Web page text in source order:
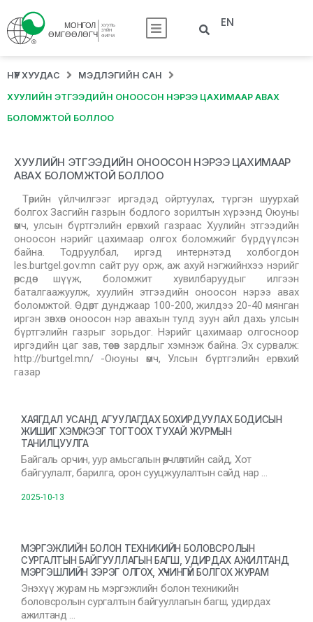
EN
НҮҮР ХУУДАС МЭДЛЭГИЙН САН
ХУУЛИЙН ЭТГЭЭДИЙН ОНООСОН НЭРЭЭ ЦАХИМААР АВАХ
БОЛОМЖТОЙ БОЛЛОО
ХУУЛИЙН ЭТГЭЭДИЙН ОНООСОН НЭРЭЭ ЦАХИМААР
АВАХ БОЛОМЖТОЙ БОЛЛОО
Төрийн үйлчилгээг иргэдэд ойртуулах, түргэн шуурхай
болгох Засгийн газрын бодлого зорилтын хүрээнд Оюуны
өмч, улсын бүртгэлийн ерөнхий газраас Хуулийн этгээдийн
оноосон нэрийг цахимаар олгох боломжийг бүрдүүлсэн
байна. Тодруулбал, иргэд интернэтэд холбогдон
les.burtgel.gov.mn сайт руу орж, аж ахуй нэгжийнхээ нэрийг
өөрсдөө шүүж, боломжит хувилбаруудыг илгээн
баталгаажуулж, хуулийн этгээдийн оноосон нэрээ авах
боломжтой. Өдөрт дунджаар 100-200, жилдээ 20-40 мянган
иргэн зөвхөн оноосон нэр авахын тулд зуун айл дахь улсын
бүртгэлийн газрыг зорьдог. Нэрийг цахимаар олгосноор
иргэдийн цаг зав, төсөв зардлыг хэмнэж байна. Эх сурвалж:
http://burtgel.mn/ -Оюуны өмч, Улсын бүртгэлийн ерөнхий
газар
ХАЯГДАЛ УСАНД АГУУЛАГДАХ БОХИРДУУЛАХ БОДИСЫН
ЖИШИГ ХЭМЖЭЭГ ТОГТООХ ТУХАЙ ЖУРМЫН
ТАНИЛЦУУЛГА
Байгаль орчин, уур амьсгалын өөрчлөлтийн сайд, Хот
байгуулалт, барилга, орон сууцжуулалтын сайд нар …
2025-10-13
МЭРГЭЖЛИЙН БОЛОН ТЕХНИКИЙН БОЛОВСРОЛЫН
СУРГАЛТЫН БАЙГУУЛЛАГЫН БАГШ, УДИРДАХ АЖИЛТАНД
МЭРГЭШЛИЙН ЗЭРЭГ ОЛГОХ, ХҮЧИНГҮЙ БОЛГОХ ЖУРАМ
Энэхүү журам нь мэргэжлийн болон техникийн
боловсролын сургалтын байгууллагын багш, удирдах
ажилтанд …